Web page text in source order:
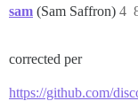
sam (Sam Saffron) 4
corrected per
https://github.com/